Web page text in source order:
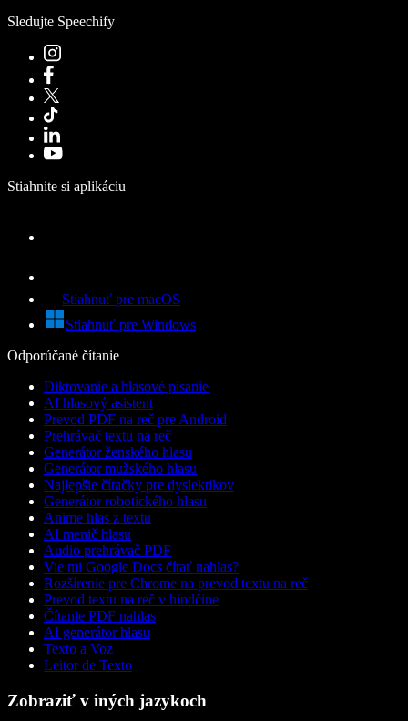
Sledujte Speechify
Stiahnite si aplikáciu
Stiahnuť pre macOS
Stiahnuť pre Windows
Odporúčané čítanie
Diktovanie a hlasové písanie
AI hlasový asistent
Prevod PDF na reč pre Android
Prehrávač textu na reč
Generátor ženského hlasu
Generátor mužského hlasu
Najlepšie čítačky pre dyslektikov
Generátor robotického hlasu
Anime hlas z textu
AI menič hlasu
Audio prehrávač PDF
Vie mi Google Docs čítať nahlas?
Rozšírenie pre Chrome na prevod textu na reč
Prevod textu na reč v hindčine
Čítanie PDF nahlas
AI generátor hlasu
Texto a Voz
Leitor de Texto
Zobraziť v iných jazykoch